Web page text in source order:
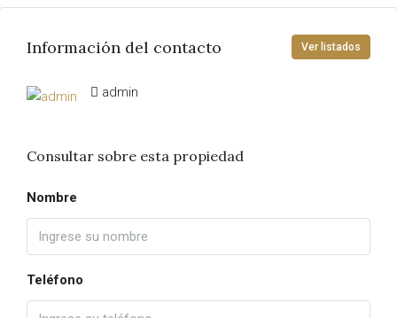
Información del contacto Ver listados
admin
Consultar sobre esta propiedad
Nombre
Teléfono